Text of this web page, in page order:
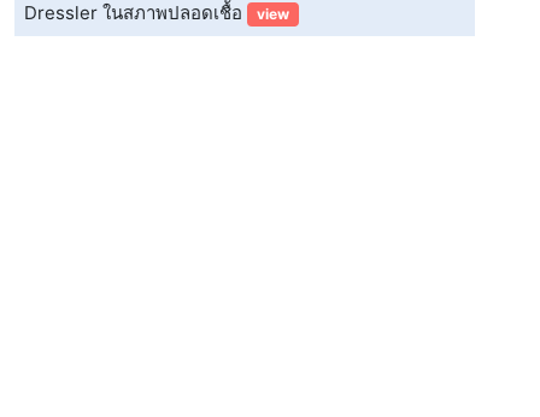
Dressler ในสภาพปลอดเชื้อ
view